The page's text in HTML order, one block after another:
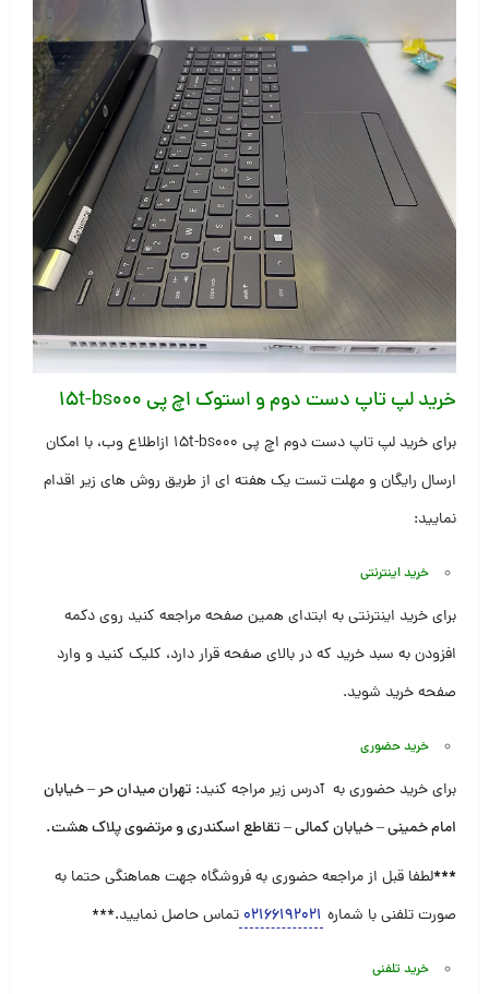
خرید لپ تاپ دست دوم و استوک اچ پی ۱۵t-bs000
برای خرید لپ تاپ دست دوم اچ پی ۱۵t-bs000 ازاطلاع وب، با امکان
ارسال رایگان و مهلت تست یک هفته ای از طریق روش های زیر اقدام
نمایید:
خرید اینترنتی
برای خرید اینترنتی به ابتدای همین صفحه مراجعه کنید روی دکمه
افزودن به سبد خرید که در بالای صفحه قرار دارد، کلیک کنید و وارد
صفحه خرید شوید.
خرید حضوری
برای خرید حضوری به آدرس زیر مراجه کنید: تهران میدان حر – خیابان
امام خمینی – خیابان کمالی – تقاطع اسکندری و مرتضوی پلاک هشت.
***لطفا قبل از مراجعه حضوری به فروشگاه جهت هماهنگی حتما به
صورت تلفنی با شماره ۰۲۱۶۶۱۹۲۰۲۱ تماس حاصل نمایید.***
خرید تلفنی